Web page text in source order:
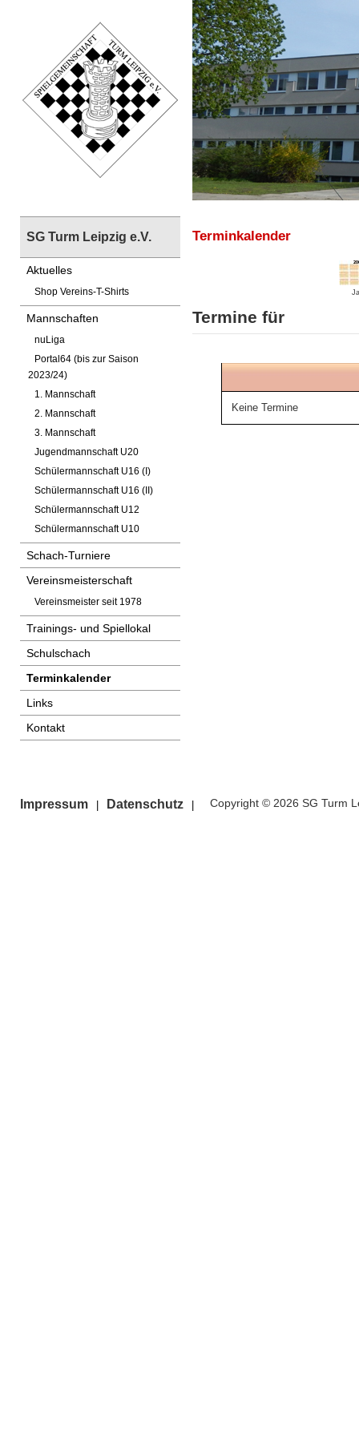
SG Turm Leipzig e.V.
Aktuelles
Shop Vereins-T-Shirts
Mannschaften
nuLiga
Portal64 (bis zur Saison
2023/24)
1. Mannschaft
2. Mannschaft
3. Mannschaft
Jugendmannschaft U20
Schülermannschaft U16 (I)
Schülermannschaft U16 (II)
Schülermannschaft U12
Schülermannschaft U10
Schach-Turniere
Vereinsmeisterschaft
Vereinsmeister seit 1978
Trainings- und Spiellokal
Schulschach
Terminkalender
Links
Kontakt
Terminkalender
Termine für
Keine Termine
Impressum Datenschutz Copyright © 2026 SG Turm